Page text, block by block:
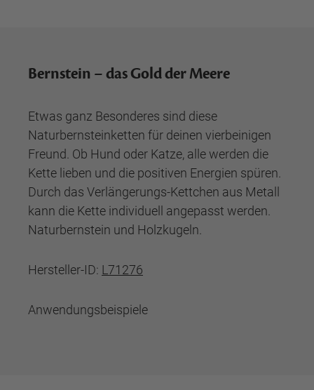
Bernstein – das Gold der Meere
Etwas ganz Besonderes sind diese
Naturbernsteinketten für deinen vierbeinigen
Freund. Ob Hund oder Katze, alle werden die
Kette lieben und die positiven Energien spüren.
Durch das Verlängerungs-Kettchen aus Metall
kann die Kette individuell angepasst werden.
Naturbernstein und Holzkugeln.
Hersteller-ID: L71276
Anwendungsbeispiele